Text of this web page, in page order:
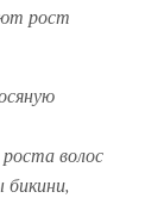
рост
волос